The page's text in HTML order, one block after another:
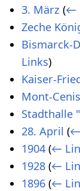
3. März (←
Zeche
Bismarck-
Links)
Kaiser-
Mont-
Stadthalle
28. April (←
1904 (←
1928 (←
1896 (←